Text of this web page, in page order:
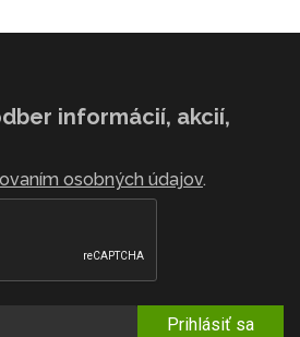
informácií, akcií,
osobných údajov.
Prihlásiť sa